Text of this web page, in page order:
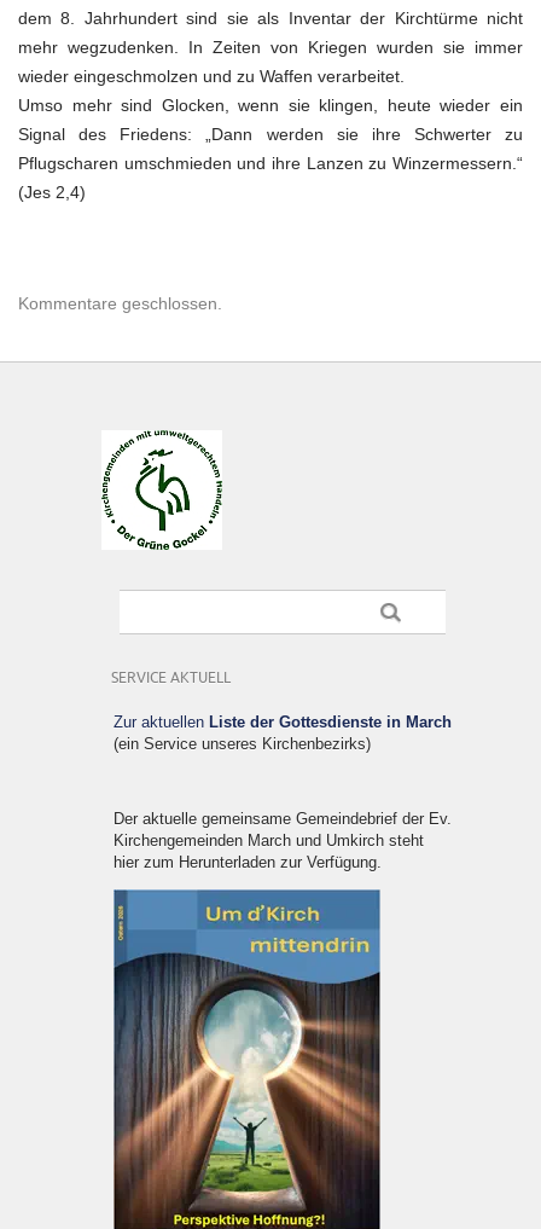
dem 8. Jahrhundert sind sie als Inventar der Kirchtürme nicht
mehr wegzudenken. In Zeiten von Kriegen wurden sie immer
wieder eingeschmolzen und zu Waffen verarbeitet.
Umso mehr sind Glocken, wenn sie klingen, heute wieder ein
Signal des Friedens: „Dann werden sie ihre Schwerter zu
Pflugscharen umschmieden und ihre Lanzen zu Winzermessern.“
(Jes 2,4)
Kommentare geschlossen.
SERVICE AKTUELL
Zur aktuellen Liste der Gottesdienste in March
(ein Service unseres Kirchenbezirks)
Der aktuelle gemeinsame Gemeindebrief der Ev.
Kirchengemeinden March und Umkirch steht
hier zum Herunterladen zur Verfügung.